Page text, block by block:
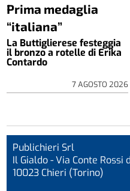
Prima medaglia
“italiana”
La Buttiglierese festeggia
il bronzo a rotelle di Erika
Contardo
7 AGOSTO 2026
Publichieri Srl
Il Gialdo - Via Conte Rossi
10023 Chieri (Torino)